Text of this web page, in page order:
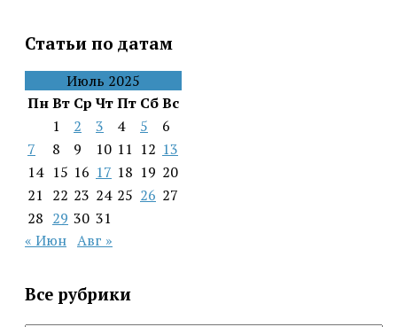
Статьи по датам
Июль 2025
ПнВт Ср ЧтПт СбВс
1
2 3 4 5
6
7
8 9 10 11 12 13
14 15 16 17 18 19 20
21 22 23 24 25 26 27
28 29 30 31
« Июн Авг »
Все рубрики